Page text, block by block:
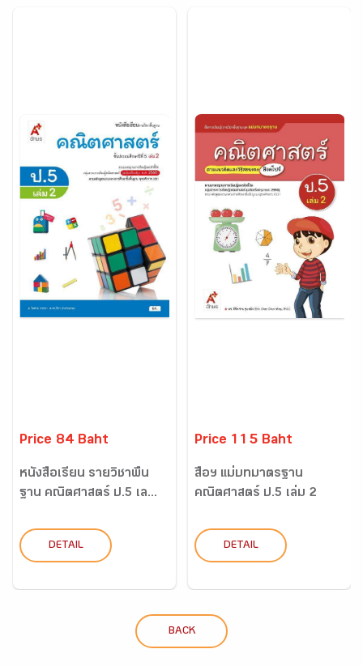
Price 84 Baht
หนังสือเรียน รายวิชาพื้น
ฐาน คณิตศาสตร์ ป.5 เล...
DETAIL
Price 115 Baht
สื่อฯ แม่บทมาตรฐาน
คณิตศาสตร์ ป.5 เล่ม 2
DETAIL
BACK